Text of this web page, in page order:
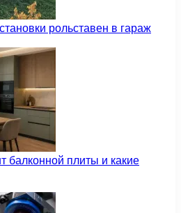
рольставен в гараж
балконной плиты и какие